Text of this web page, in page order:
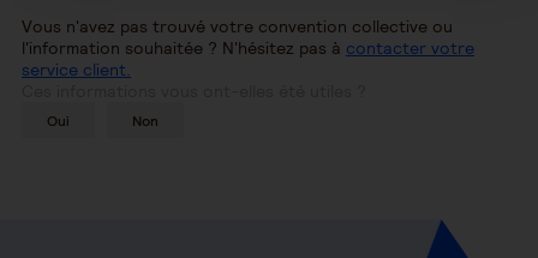
Vous n'avez pas trouvé votre convention collective ou
l'information souhaitée ? N'hésitez pas à contacter votre
service client.
Oui Non